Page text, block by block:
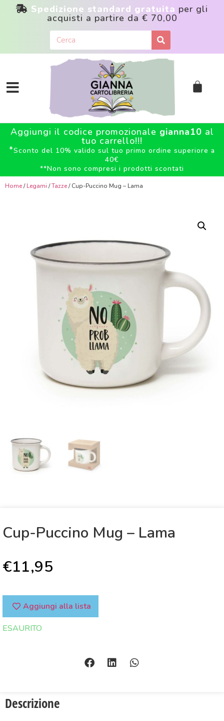
Spedizione standard gratuita per gli
acquisti a partire da € 70,00
Aggiungi il codice promozionale gianna10 al
tuo carrello!!!
*Sconto del 10% valido sul tuo primo ordine superiore a
40€
**Non sono compresi i prodotti scontati
Home/Legami /Tazze/ Cup-Puccino Mug – Lama
Cup-Puccino Mug – Lama
€11,95
Aggiungi alla lista
ESAURITO
Descrizione